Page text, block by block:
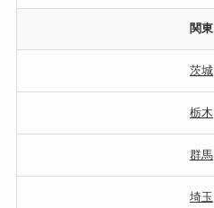
関東
茨城
栃木
群馬
埼玉